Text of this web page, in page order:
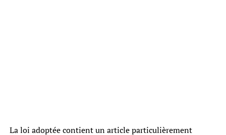
La loi adoptée contient un article particulièrement